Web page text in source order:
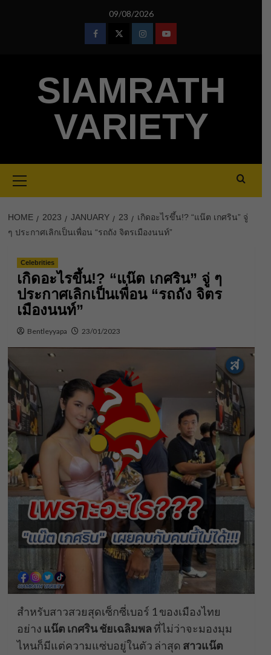
09/08/2026
FacebookTwitterInstagramYoutube
SIAMRATH
VARIETY
Menu
HOME 2023 JANUARY 23
เกิดอะไรขึ้น!? “แน๊ต เกศริน” จู่
ๆ ประกาศเลิกเป็นเพื่อน “รถถัง จิตรเมืองนนท์”
Celebrities
เกิดอะไรขึ้น!? “แน๊ต เกศริน” จู่ ๆ
ประกาศเลิกเป็นเพื่อน “รถถัง จิตร
เมืองนนท์”
Bentleyyapa 23/01/2023
สำหรับสาวสวยสุดเซ็กซี่เบอร์ 1 ของเมืองไทย
อย่าง แน๊ต เกศริน ชัยเฉลิมพลที่ไม่ว่าจะมองมุม
ไหนก็มีแต่ความแซ่บอยู่ในตัว ล่าสุด สาวแน๊ต